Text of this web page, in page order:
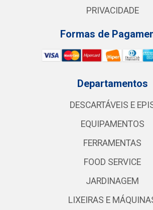
PRIVACIDADE
Formas de
Departamentos
DESCARTÁVEIS E
EQUIPAMENTOS
FERRAMENTAS
FOOD SERVICE
JARDINAGEM
LIXEIRAS E